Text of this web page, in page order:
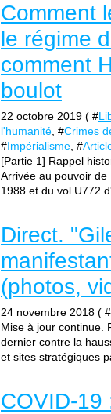
Comment
le régime
comment
boulot
22 octobre 2019 ( #
l'humanité , #Crimes
#Impérialisme , #
[Partie 1] Rappel
Arrivée au pouvoir
1988 et du vol U772
Direct.
(photos,
24 novembre 2018 ( #
Mise à jour continue.
dernier contre la
et sites stratégiques
COVID-19